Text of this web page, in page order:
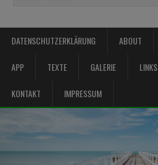
DATENSCHUTZERKLÄRUNG ABOUT
APP TEXTE GALERIE LINKS
KONTAKT IMPRESSUM